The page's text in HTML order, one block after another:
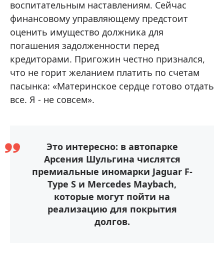
воспитательным наставлениям. Сейчас
финансовому управляющему предстоит
оценить имущество должника для
погашения задолженности перед
кредиторами. Пригожин честно признался,
что не горит желанием платить по счетам
пасынка: «Материнское сердце готово отдать
все. Я - не совсем».
Это интересно: в автопарке
Арсения Шульгина числятся
премиальные иномарки Jaguar F-
Type S и Mercedes Maybach,
которые могут пойти на
реализацию для покрытия
долгов.